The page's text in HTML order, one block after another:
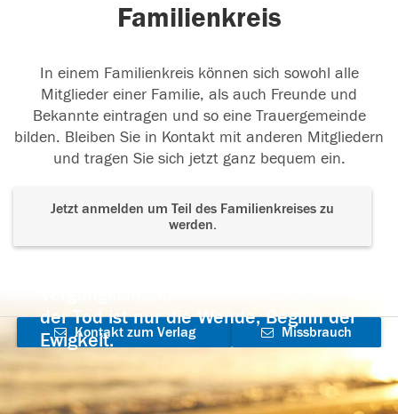
Familienkreis
In einem Familienkreis können sich sowohl alle
Mitglieder einer Familie, als auch Freunde und
Bekannte eintragen und so eine Trauergemeinde
bilden. Bleiben Sie in Kontakt mit anderen Mitgliedern
und tragen Sie sich jetzt ganz bequem ein.
Jetzt anmelden um Teil des Familienkreises zu
werden.
der Tod ist nur die Wende, Beginn der
Ewigkeit.
Kontakt zum Verlag
aufnehmen
Missbrauch